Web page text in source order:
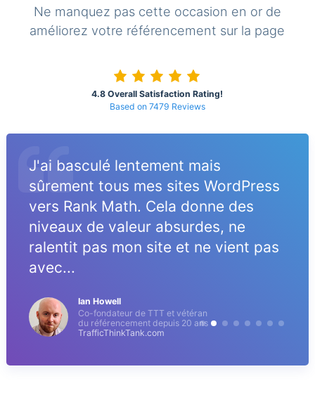
Ne manquez pas cette occasion en or de
améliorez votre référencement sur la page
4.8 Overall Satisfaction Rating!
Based on 7479 Reviews
J'ai basculé lentement mais
sûrement tous mes sites WordPress
vers Rank Math. Cela donne des
niveaux de valeur absurdes, ne
ralentit pas mon site et ne vient pas
avec...
Ian Howell
Co-fondateur de TTT et vétéran
du référencement depuis 20 ans
TrafficThinkTank.com